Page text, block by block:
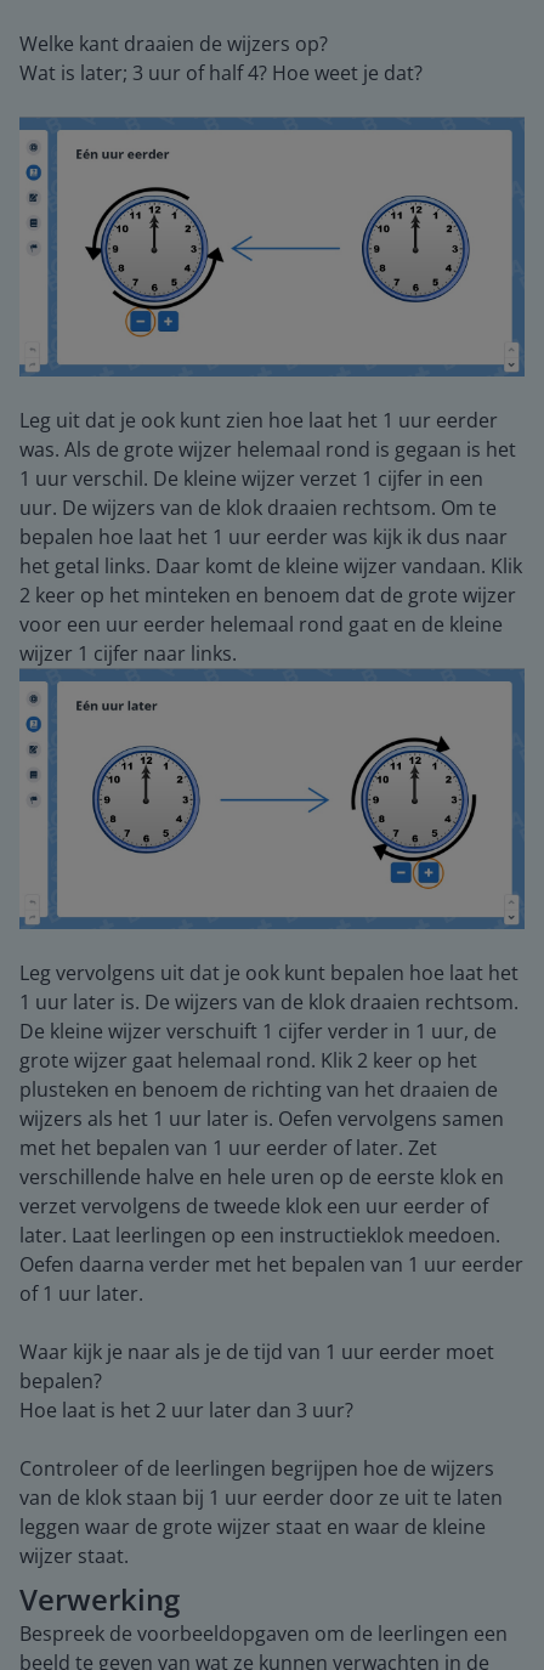
Welke kant draaien de wijzers op?
Wat is later; 3 uur of half 4? Hoe weet je dat?
Leg uit dat je ook kunt zien hoe laat het 1 uur eerder
was. Als de grote wijzer helemaal rond is gegaan is het
1 uur verschil. De kleine wijzer verzet 1 cijfer in een
uur. De wijzers van de klok draaien rechtsom. Om te
bepalen hoe laat het 1 uur eerder was kijk ik dus naar
het getal links. Daar komt de kleine wijzer vandaan. Klik
2 keer op het minteken en benoem dat de grote wijzer
voor een uur eerder helemaal rond gaat en de kleine
wijzer 1 cijfer naar links.
Leg vervolgens uit dat je ook kunt bepalen hoe laat het
1 uur later is. De wijzers van de klok draaien rechtsom.
De kleine wijzer verschuift 1 cijfer verder in 1 uur, de
grote wijzer gaat helemaal rond. Klik 2 keer op het
plusteken en benoem de richting van het draaien de
wijzers als het 1 uur later is. Oefen vervolgens samen
met het bepalen van 1 uur eerder of later. Zet
verschillende halve en hele uren op de eerste klok en
verzet vervolgens de tweede klok een uur eerder of
later. Laat leerlingen op een instructieklok meedoen.
Oefen daarna verder met het bepalen van 1 uur eerder
of 1 uur later.
Waar kijk je naar als je de tijd van 1 uur eerder moet
bepalen?
Hoe laat is het 2 uur later dan 3 uur?
Controleer of de leerlingen begrijpen hoe de wijzers
van de klok staan bij 1 uur eerder door ze uit te laten
leggen waar de grote wijzer staat en waar de kleine
wijzer staat.
Verwerking
Bespreek de voorbeeldopgaven om de leerlingen een
beeld te geven van wat ze kunnen verwachten in de